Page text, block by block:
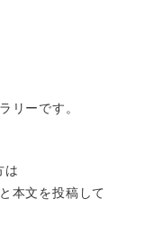
リーです。
は
本文を投稿して